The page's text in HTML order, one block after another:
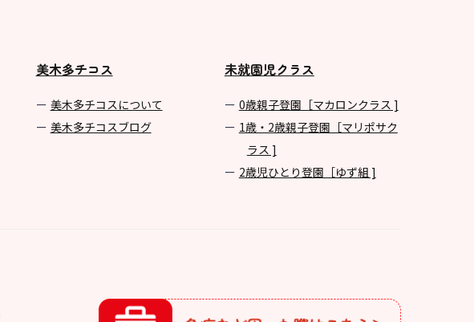
美木多チコス
美⽊多チコスについて
美⽊多チコスブログ
未就園児クラス
0歳親子登園［マカロンクラス ]
1歳・2歳親子登園［マリポサク
ラス ]
2歳児ひとり登園［ゆず組 ]